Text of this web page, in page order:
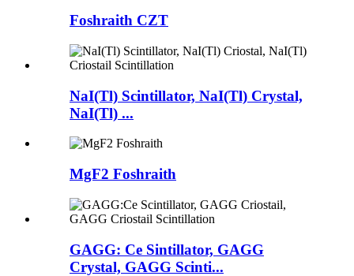
Foshraith CZT
NaI(Tl) Scintillator, NaI(Tl) Crystal,
NaI(Tl) ...
MgF2 Foshraith
GAGG: Ce Sintillator, GAGG
Crystal, GAGG Scinti...